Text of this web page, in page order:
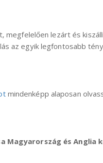
megfelelően lezárt és
az egyik legfontosabb
mindenképp alaposan
Magyarország és Anglia